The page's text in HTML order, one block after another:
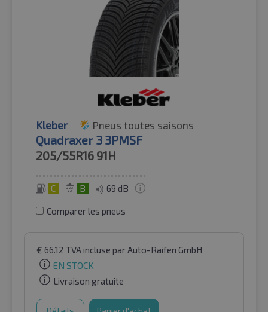
Kleber Pneus toutes saisons
Quadraxer 3 3PMSF
205/55R16 91H
C B 69 dB
Comparer les pneus
€ 66.12 TVA incluse par Auto-Raifen GmbH
EN STOCK
Livraison gratuite